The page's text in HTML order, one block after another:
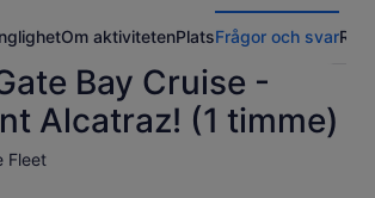
Om aktivitetenPlatsFrågor och svar
Bay Cruise -
Alcatraz! (1 timme)
Fleet